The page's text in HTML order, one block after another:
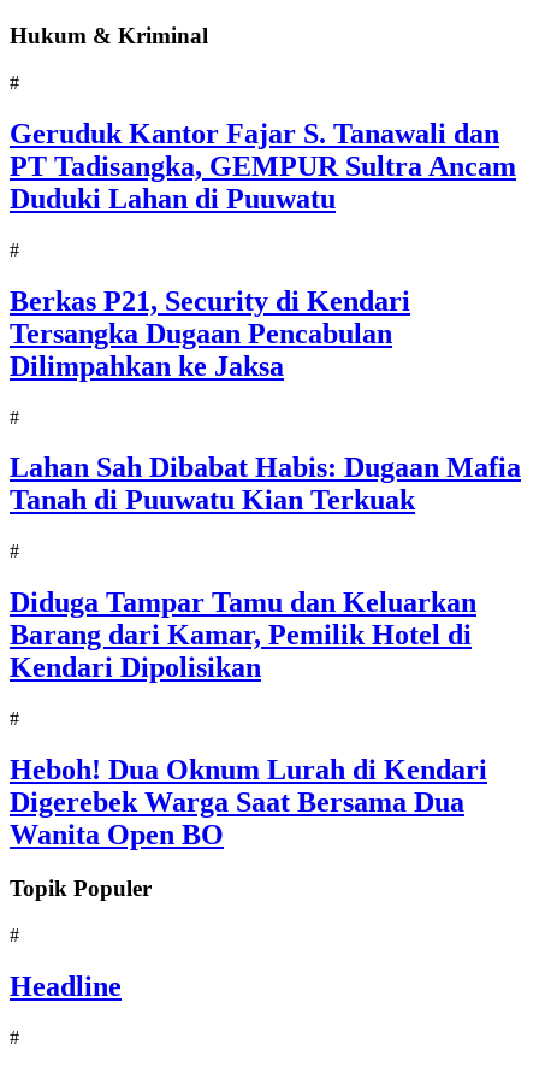
Hukum & Kriminal
#
Geruduk Kantor Fajar S. Tanawali dan
PT Tadisangka, GEMPUR Sultra Ancam
Duduki Lahan di Puuwatu
#
Berkas P21, Security di Kendari
Tersangka Dugaan Pencabulan
Dilimpahkan ke Jaksa
#
Lahan Sah Dibabat Habis: Dugaan Mafia
Tanah di Puuwatu Kian Terkuak
#
Diduga Tampar Tamu dan Keluarkan
Barang dari Kamar, Pemilik Hotel di
Kendari Dipolisikan
#
Heboh! Dua Oknum Lurah di Kendari
Digerebek Warga Saat Bersama Dua
Wanita Open BO
Topik Populer
#
Headline
#